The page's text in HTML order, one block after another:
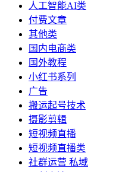
人工智能AI类
付费文章
其他类
国内电商类
国外教程
小红书系列
广告
搬运起号技术
摄影剪辑
短视频直播
短视频直播类
社群运营 私域